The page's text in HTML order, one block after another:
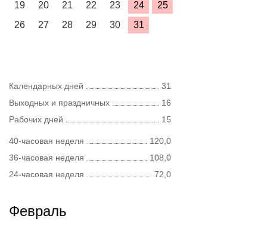
19
20 21 22 23 24
25
26
27 28 29 30 31
Календарных дней
31
Выходных и праздничных
16
Рабочих дней
15
40-часовая неделя
120,0
36-часовая неделя
108,0
24-часовая неделя
72,0
Февраль